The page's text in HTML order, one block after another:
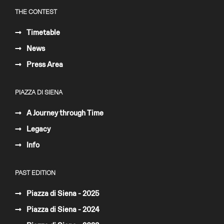
THE CONTEST
Timetable
News
Press Area
PIAZZA DI SIENA
A Journey through Time
Legacy
Info
PAST EDITION
Piazza di Siena - 2025
Piazza di Siena - 2024